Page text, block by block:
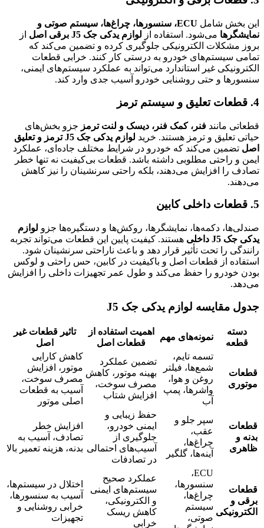
این بخش شامل
ECU، سنسورها، چراغ‌ها، سیستم صوتی و
نمایشگرها می‌شود. استفاده از لوازم یدکی جک J5 برقی اصل
از
بروز مشکلات الکترونیکی جلوگیری کرده و تضمین می‌کند که
تمامی سیستم‌های خودرو به درستی کار کنند. خرابی قطعات
الکترونیکی غیر استاندارد می‌تواند به عملکرد سیستم‌های ایمنی،
سنسورها و حتی روشنایی خودرو آسیب جدی وارد کند.
4. قطعات تعلیق و سیستم ترمز
قطعاتی مانند فنر، کمک فنر، دیسک و لنت ترمز جزو بخش‌های
حیاتی تعلیق و ترمز هستند. خرید
لوازم یدکی جک J5 ترمز و تعلیق
اصل تضمین می‌کند که خودرو در شرایط مختلف جاده‌ای، عملکرد
ایمن و راحتی مطلوبی داشته باشد. قطعات بی‌کیفیت نه تنها خطر
تصادف را افزایش می‌دهند، بلکه راحتی سرنشینان را نیز کاهش
می‌دهند.
5. قطعات داخلی کابین
صندلی‌ها، دکمه‌ها، نمایشگرها، روکش‌ها و دستگیره‌ها جزو لوازم
یدکی جک J5 داخلی
هستند. کیفیت پایین این قطعات می‌تواند تجربه
رانندگی را تحت تأثیر قرار دهد و باعث ناراحتی سرنشینان شود.
استفاده از قطعات اصل و باکیفیت در کابین، حس راحتی و لوکس
بودن خودرو را حفظ می‌کند و طول عمر تجهیزات داخلی را افزایش
می‌دهد.
جدول مقایسه لوازم یدکی جک J5
دسته
قطعه
نمونه‌های مهم
اهمیت استفاده از
قطعات اصل
تاثیر قطعات غیر
اصل
قطعات
موتوری
تسمه تایم،
شمع‌ها، فیلتر
روغن و هوا،
واشرها، پمپ
آب
تضمین عملکرد
بهینه موتور، کاهش
مصرف سوخت،
افزایش شتاب
کاهش کارایی
موتور، افزایش
مصرف سوخت،
آسیب به قطعات
اصلی موتور
قطعات
بدنه و
ظاهری
سپر جلو و
عقب،
چراغ‌ها،
آینه‌ها، گلگیر
حفظ زیبایی و
ایمنی خودرو،
جلوگیری از
آسیب‌های احتمالی
در تصادفات
افزایش خطر
تصادف، آسیب به
بدنه، هزینه تعمیر بالا
قطعات
برقی و
الکترونیکی
ECU،
سنسورها،
چراغ‌ها،
سیستم
صوتی،
عملکرد صحیح
سیستم‌های ایمنی
و الکترونیکی،
کاهش ریسک
خرابی
اختلال در سیستم‌ها،
آسیب به سنسورها،
خرابی روشنایی و
تجهیزات